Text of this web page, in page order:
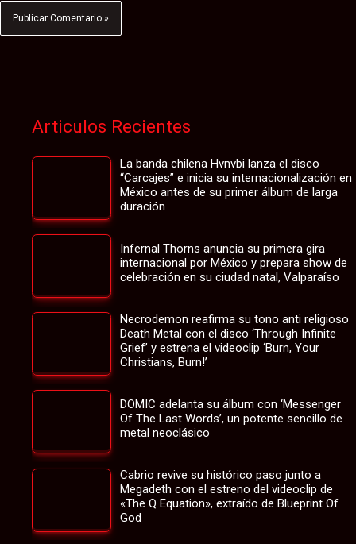
Articulos Recientes
La banda chilena Hvnvbi lanza el disco
“Carcajes” e inicia su internacionalización en
México antes de su primer álbum de larga
duración
Infernal Thorns anuncia su primera gira
internacional por México y prepara show de
celebración en su ciudad natal, Valparaíso
Necrodemon reafirma su tono anti religioso
Death Metal con el disco ‘Through Infinite
Grief’ y estrena el videoclip ‘Burn, Your
Christians, Burn!’
DOMIC adelanta su álbum con ‘Messenger
Of The Last Words’, un potente sencillo de
metal neoclásico
Cabrio revive su histórico paso junto a
Megadeth con el estreno del videoclip de
«The Q Equation», extraído de Blueprint Of
God